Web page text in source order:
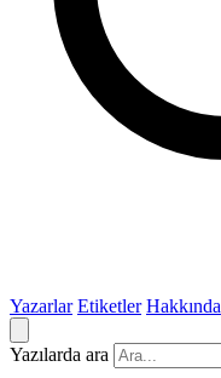
Yazarlar Etiketler Hakkında
Yazılarda ara